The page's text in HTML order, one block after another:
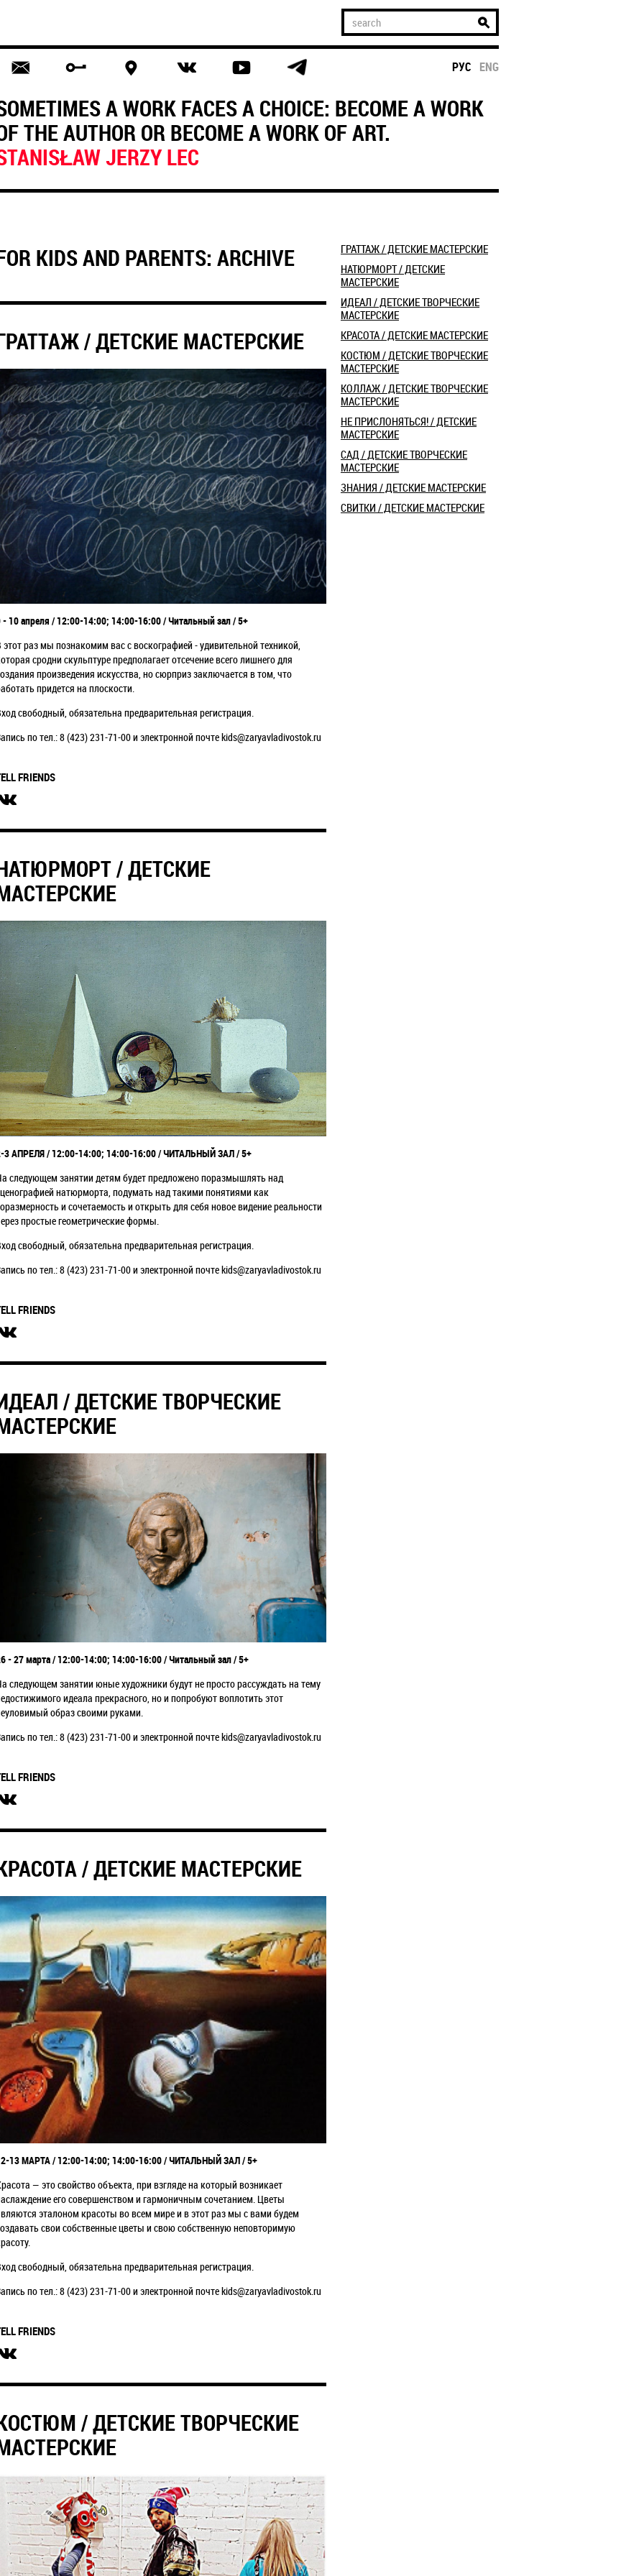
РУС ENG
A WORK FACES A CHOICE: BECOME A WORK
THE AUTHOR OR BECOME A WORK OF ART.
JERZY LEC
KIDS AND PARENTS: ARCHIVE
/ ДЕТСКИЕ МАСТЕРСКИЕ
- 10 апреля / 12:00-14:00; 14:00-16:00 / Читальный зал / 5+
этот раз мы познакомим вас с воскографией - удивительной техникой,
сродни скульптуре предполагает отсечение всего лишнего для
произведения искусства, но сюрприз заключается в том, что
придется на плоскости.
свободный, обязательна предварительная регистрация.
по тел.: 8 (423) 231-71-00 и электронной почте kids@zaryavladivostok.ru
FRIENDS
/ ДЕТСКИЕ
3 АПРЕЛЯ / 12:00-14:00; 14:00-16:00 / ЧИТАЛЬНЫЙ ЗАЛ / 5+
следующем занятии детям будет предложено поразмышлять над
натюрморта, подумать над такими понятиями как
и сочетаемость и открыть для себя новое видение реальности
простые геометрические формы.
свободный, обязательна предварительная регистрация.
по тел.: 8 (423) 231-71-00 и электронной почте kids@zaryavladivostok.ru
FRIENDS
/ ДЕТСКИЕ ТВОРЧЕСКИЕ
- 27 марта / 12:00-14:00; 14:00-16:00 / Читальный зал / 5+
следующем занятии юные художники будут не просто рассуждать на тему
идеала прекрасного, но и попробуют воплотить этот
образ своими руками.
по тел.: 8 (423) 231-71-00 и электронной почте kids@zaryavladivostok.ru
FRIENDS
/ ДЕТСКИЕ МАСТЕРСКИЕ
13 МАРТА / 12:00-14:00; 14:00-16:00 / ЧИТАЛЬНЫЙ ЗАЛ / 5+
— это свойство объекта, при взгляде на который возникает
его совершенством и гармоничным сочетанием. Цветы
эталоном красоты во всем мире и в этот раз мы с вами будем
свои собственные цветы и свою собственную неповторимую
свободный, обязательна предварительная регистрация.
по тел.: 8 (423) 231-71-00 и электронной почте kids@zaryavladivostok.ru
FRIENDS
/ ДЕТСКИЕ ТВОРЧЕСКИЕ
ГРАТТАЖ / ДЕТСКИЕ МАСТЕРСКИЕ
НАТЮРМОРТ / ДЕТСКИЕ
МАСТЕРСКИЕ
ИДЕАЛ / ДЕТСКИЕ ТВОРЧЕСКИЕ
МАСТЕРСКИЕ
КРАСОТА / ДЕТСКИЕ МАСТЕРСКИЕ
КОСТЮМ / ДЕТСКИЕ ТВОРЧЕСКИЕ
МАСТЕРСКИЕ
КОЛЛАЖ / ДЕТСКИЕ ТВОРЧЕСКИЕ
МАСТЕРСКИЕ
НЕ ПРИСЛОНЯТЬСЯ! / ДЕТСКИЕ
МАСТЕРСКИЕ
САД / ДЕТСКИЕ ТВОРЧЕСКИЕ
МАСТЕРСКИЕ
ЗНАНИЯ / ДЕТСКИЕ МАСТЕРСКИЕ
СВИТКИ / ДЕТСКИЕ МАСТЕРСКИЕ